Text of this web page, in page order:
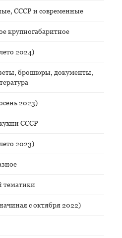
СССР и современные
крупногабаритное
2024)
брошюры, документы,
2023)
СССР
2023)
тематики
с октября 2022)